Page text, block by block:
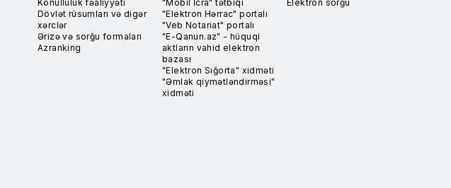
Könüllülük fəaliyyəti
Dövlət rüsumları və digər
xərclər
Ərizə və sorğu formaları
Azranking
"Mobil İcra" tətbiqi
"Elektron Hərrac" portalı
"Veb Notariat" portalı
"E-Qanun.az" - hüquqi
aktların vahid elektron
bazası
"Elektron Sığorta" xidməti
"Əmlak qiymətləndirməsi"
xidməti
Elektron sorğu